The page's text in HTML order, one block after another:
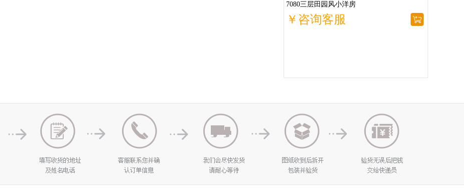
7080三层田园风小洋房
￥咨询客服